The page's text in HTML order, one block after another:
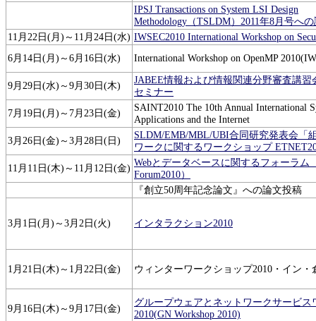
IPSJ Transactions on System LSI Design
Methodology（TSLDM）2011年8月号へ
11月22日(月)～11月24日(水) IWSEC2010 International Workshop on
6月14日(月)～6月16日(水)
International Workshop on OpenMP
9月29日(水)～9月30日(木)
JABEE情報および情報関連分野審査講習
セミナー
7月19日(月)～7月23日(金)
SAINT2010 The 10th Annual International
Applications and the Internet
3月26日(金)～3月28日(日)
SLDM/EMB/MBL/UBI合同研究発表会「
ワークに関するワークショップ
11月11日(木)～11月12日(金)
Webとデータベースに関するフォーラム
Forum2010）
『創立50周年記念論文』への論文投稿
3月1日(月)～3月2日(火) インタラクション2010
1月21日(木)～1月22日(金) ウィンターワークショップ2010・イン・
9月16日(木)～9月17日(金)
グループウェアとネットワークサービス
2010(GN Workshop 2010)